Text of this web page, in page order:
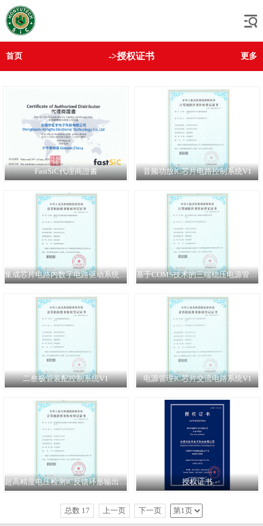
首页 ->授权证书 更多
FastSiC代理商證書 音频功放IC芯片电路控制系统V1
集成芯片电路内数字电路驱动系统V1 基于COMS技术的三端稳压电源管理系统V1
二叁极管装配控制系统V1 电源管理IC芯片交流电路系统V1
超高精度电压检测IC反馈环形输出电路系统V1 授权证书
总数 17 上一页 下一页